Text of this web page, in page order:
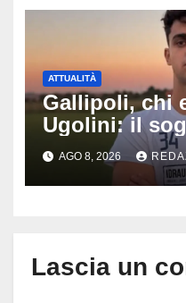
ATTUALITÀ
Gallipoli, chi
Ugolini: il
medico e la
capitano, il
per il 19enne
AGO 8, 2026
Lascia un